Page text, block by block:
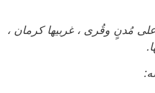
مُدنٍ وقُرى ، غربيها كرمان ،